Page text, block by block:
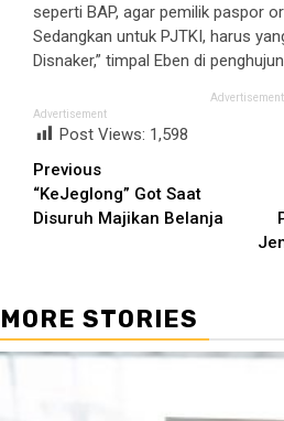
seperti BAP, agar pemilik paspor
Sedangkan untuk PJTKI, harus
Disnaker,” timpal Eben di
Advertisement
Advertisement
Post Views: 1,598
Continue
Reading
Previous
“KeJeglong” Got Saat
Disuruh Majikan Belanja
MORE STORIES